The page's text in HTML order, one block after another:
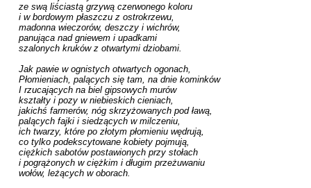
ze swą liściastą grzywą czerwonego koloru
i w bordowym płaszczu z ostrokrzewu,
madonna wieczorów, deszczy i wichrów,
panująca nad gniewem i upadkami
szalonych kruków z otwartymi dziobami.
Jak pawie w ognistych otwartych ogonach,
Płomieniach, palących się tam, na dnie kominków
I rzucających na biel gipsowych murów
kształty i pozy w niebieskich cieniach,
jakichś farmerów, nóg skrzyżowanych pod ławą,
palących fajki i siedzących w milczeniu,
ich twarzy, które po złotym płomieniu wędrują,
co tylko podekscytowane kobiety pojmują,
ciężkich sabotów postawionych przy stołach
i pogrążonych w ciężkim i długim przeżuwaniu
wołów, leżących w oborach.